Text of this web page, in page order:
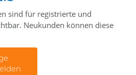
sind für registrierte und
Neukunden können diese